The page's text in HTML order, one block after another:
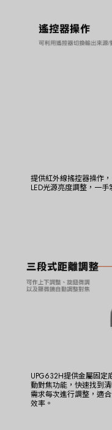
提供紅外線搖控器操作
LED光源亮度調整，一
UPG632H提供金屬固定
動對焦功能，快速找到
需求每次進行調整，適
效率。